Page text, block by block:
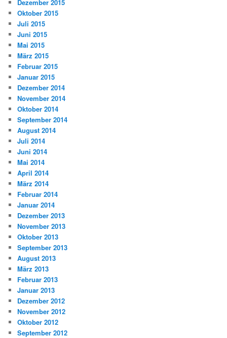
Dezember 2015
Oktober 2015
Juli 2015
Juni 2015
Mai 2015
März 2015
Februar 2015
Januar 2015
Dezember 2014
November 2014
Oktober 2014
September 2014
August 2014
Juli 2014
Juni 2014
Mai 2014
April 2014
März 2014
Februar 2014
Januar 2014
Dezember 2013
November 2013
Oktober 2013
September 2013
August 2013
März 2013
Februar 2013
Januar 2013
Dezember 2012
November 2012
Oktober 2012
September 2012